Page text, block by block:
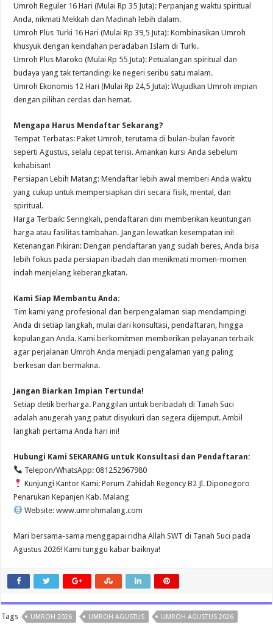
Umroh Reguler 16 Hari (Mulai Rp 35 Juta): Perpanjang waktu spiritual
Anda, nikmati Mekkah dan Madinah lebih dalam.
Umroh Plus Turki 16 Hari (Mulai Rp 39,5 Juta): Kombinasikan Umroh
khusyuk dengan keindahan peradaban Islam di Turki.
Umroh Plus Maroko (Mulai Rp 55 Juta): Petualangan spiritual dan
budaya yang tak tertandingi ke negeri seribu satu malam.
Umroh Ekonomis 12 Hari (Mulai Rp 24,5 Juta): Wujudkan Umroh impian
dengan pilihan cerdas dan hemat.
Mengapa Harus Mendaftar Sekarang?
Tempat Terbatas: Paket Umroh, terutama di bulan-bulan favorit
seperti Agustus, selalu cepat terisi. Amankan kursi Anda sebelum
kehabisan!
Persiapan Lebih Matang: Mendaftar lebih awal memberi Anda waktu
yang cukup untuk mempersiapkan diri secara fisik, mental, dan
spiritual.
Harga Terbaik: Seringkali, pendaftaran dini memberikan keuntungan
harga atau fasilitas tambahan. Jangan lewatkan kesempatan ini!
Ketenangan Pikiran: Dengan pendaftaran yang sudah beres, Anda bisa
lebih fokus pada persiapan ibadah dan menikmati momen-momen
indah menjelang keberangkatan.
Kami Siap Membantu Anda:
Tim kami yang profesional dan berpengalaman siap mendampingi
Anda di setiap langkah, mulai dari konsultasi, pendaftaran, hingga
kepulangan Anda. Kami berkomitmen memberikan pelayanan terbaik
agar perjalanan Umroh Anda menjadi pengalaman yang paling
berkesan dan bermakna.
Jangan Biarkan Impian Tertunda!
Setiap detik berharga. Panggilan untuk beribadah di Tanah Suci
adalah anugerah yang patut disyukuri dan segera dijemput. Ambil
langkah pertama Anda hari ini!
Hubungi Kami SEKARANG untuk Konsultasi dan Pendaftaran:
Telepon/WhatsApp: 081252967980
Kunjungi Kantor Kami: Perum Zahidah Regency B2 Jl. Diponegoro
Penarukan Kepanjen Kab. Malang
Website: www.umrohmalang.com
Mari bersama-sama menggapai ridha Allah SWT di Tanah Suci pada
Agustus 2026! Kami tunggu kabar baiknya!
Tags UMROH 2026 UMROH AGUSTUS UMROH AGUSTUS 2026